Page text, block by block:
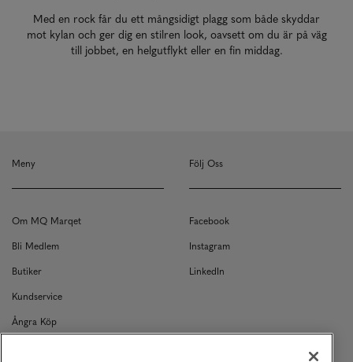
Med en rock får du ett mångsidigt plagg som både skyddar
mot kylan och ger dig en stilren look, oavsett om du är på väg
till jobbet, en helgutflykt eller en fin middag.
Meny
Om MQ Marqet
Bli Medlem
Butiker
Kundservice
Ångra Köp
Följ Oss
Facebook
Instagram
LinkedIn